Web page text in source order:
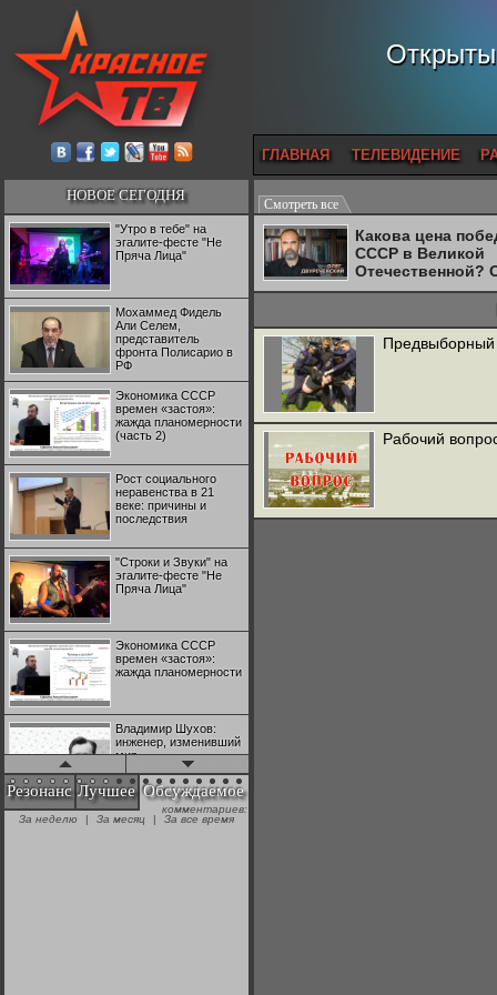
ГЛАВНАЯ ТЕЛЕВИДЕНИЕ
НОВОЕ СЕГОДНЯ
"Утро в тебе" на
эгалите-фесте "Не
Пряча Лица"
Мохаммед Фидель
Али Селем,
представитель
фронта Полисарио в
РФ
Экономика СССР
времен «застоя»:
жажда планомерности
(часть 2)
Рост социального
неравенства в 21
веке: причины и
последствия
"Строки и Звуки" на
эгалите-фесте "Не
Пряча Лица"
Экономика СССР
времен «застоя»:
жажда планомерности
Владимир Шухов:
инженер, изменивший
мир
"Аркадий Коц" на
эгалите-фесте "Не
Резонанс Лучшее Обсуждаемое
комментариев:
За неделю
| За месяц | За все время
Смотреть все
Какова цена
СССР в Великой
Отечественной?
Двуреченский о
Предвыборный
Рабочий